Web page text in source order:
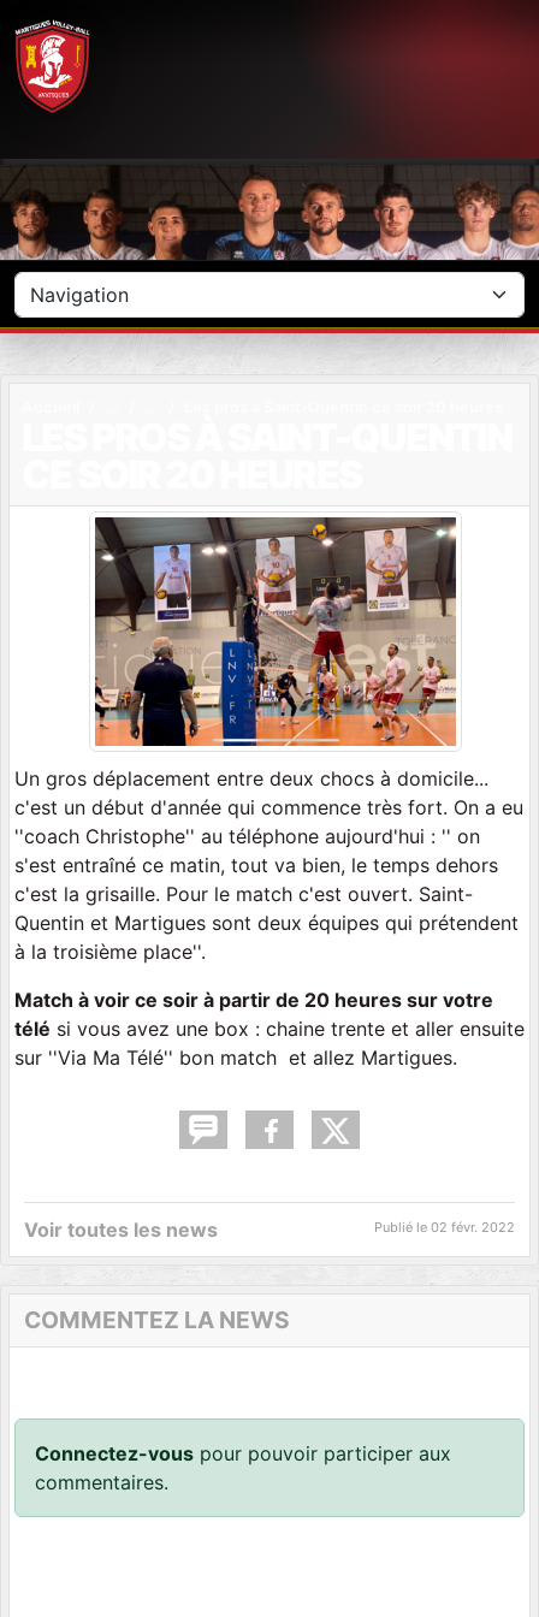
Un gros déplacement entre deux chocs à domicile...
c'est un début d'année qui commence très fort. On a eu
''coach Christophe'' au téléphone aujourd'hui : '' on
s'est entraîné ce matin, tout va bien, le temps dehors
c'est la grisaille. Pour le match c'est ouvert. Saint-
Quentin et Martigues sont deux équipes qui prétendent
à la troisième place''.
Match à voir ce soir à partir de 20 heures sur votre
télé si vous avez une box : chaine trente et aller ensuite
sur ''Via Ma Télé'' bon match et allez Martigues.
Voir toutes les news Publié le 02 févr. 2022
COMMENTEZ LA NEWS
Connectez-vous pour pouvoir participer aux
commentaires.
Panneau de gestion des cookies